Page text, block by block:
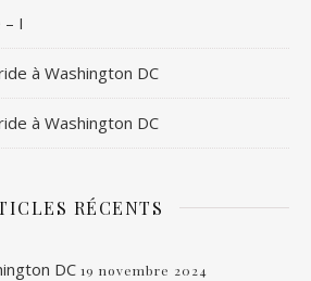
– I
à Washington DC
à Washington DC
RÉCENTS
DC 19 novembre 2024